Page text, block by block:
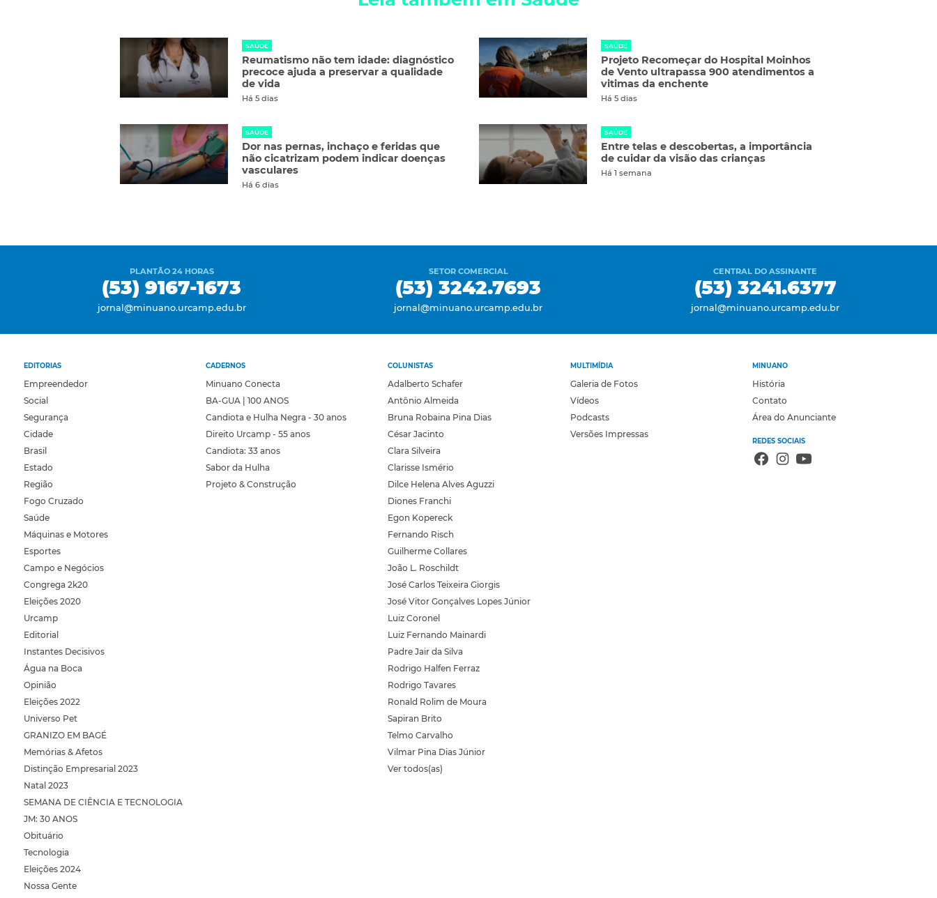
SAÚDE
Reumatismo não tem idade: diagnóstico
precoce ajuda a preservar a qualidade
de vida
Há 5 dias
SAÚDE
Projeto Recomeçar do Hospital Moinhos
de Vento ultrapassa 900 atendimentos a
vitimas da enchente
Há 5 dias
SAÚDE
Dor nas pernas, inchaço e feridas que
não cicatrizam podem indicar doenças
vasculares
Há 6 dias
SAÚDE
Entre telas e descobertas, a importância
de cuidar da visão das crianças
Há 1 semana
PLANTÃO 24 HORAS
(53) 9167-1673
jornal@minuano.urcamp.edu.br
SETOR COMERCIAL
(53) 3242.7693
jornal@minuano.urcamp.edu.br
CENTRAL DO ASSINANTE
(53) 3241.6377
jornal@minuano.urcamp.edu.br
EDITORIAS
Empreendedor
Social
Segurança
Cidade
Brasil
Estado
Região
Fogo Cruzado
Saúde
Máquinas e Motores
Esportes
Campo e Negócios
Congrega 2k20
Eleições 2020
Urcamp
Editorial
Instantes Decisivos
Água na Boca
Opinião
Eleições 2022
Universo Pet
GRANIZO EM BAGÉ
Memórias & Afetos
Distinção Empresarial 2023
Natal 2023
SEMANA DE CIÊNCIA E TECNOLOGIA
JM: 30 ANOS
Obituário
Tecnologia
Eleições 2024
Nossa Gente
CADERNOS
Minuano Conecta
BA-GUA | 100 ANOS
Candiota e Hulha Negra - 30 anos
Direito Urcamp - 55 anos
Candiota: 33 anos
Sabor da Hulha
Projeto & Construção
COLUNISTAS
Adalberto Schafer
Antônio Almeida
Bruna Robaina Pina Dias
César Jacinto
Clara Silveira
Clarisse Ismério
Dilce Helena Alves Aguzzi
Diones Franchi
Egon Kopereck
Fernando Risch
Guilherme Collares
João L. Roschildt
José Carlos Teixeira Giorgis
José Vitor Gonçalves Lopes Júnior
Luiz Coronel
Luiz Fernando Mainardi
Padre Jair da Silva
Rodrigo Halfen Ferraz
Rodrigo Tavares
Ronald Rolim de Moura
Sapiran Brito
Telmo Carvalho
Vilmar Pina Dias Júnior
Ver todos(as)
MULTIMÍDIA
Galeria de Fotos
Vídeos
Podcasts
Versões Impressas
MINUANO
História
Contato
Área do Anunciante
REDES SOCIAIS